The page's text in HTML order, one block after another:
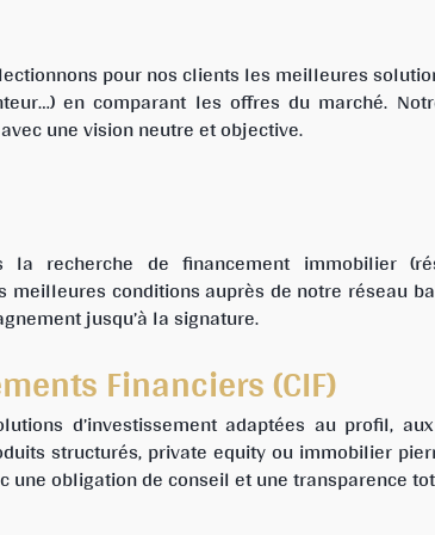
pour nos clients les meilleures
en comparant les offres du marché.
une vision neutre et objective.
recherche de financement immobilier
conditions auprès de notre réseau
jusqu’à la signature.
Financiers (CIF)
d’investissement adaptées au profil,
structurés, private equity ou immobilier
une obligation de conseil et une transparence